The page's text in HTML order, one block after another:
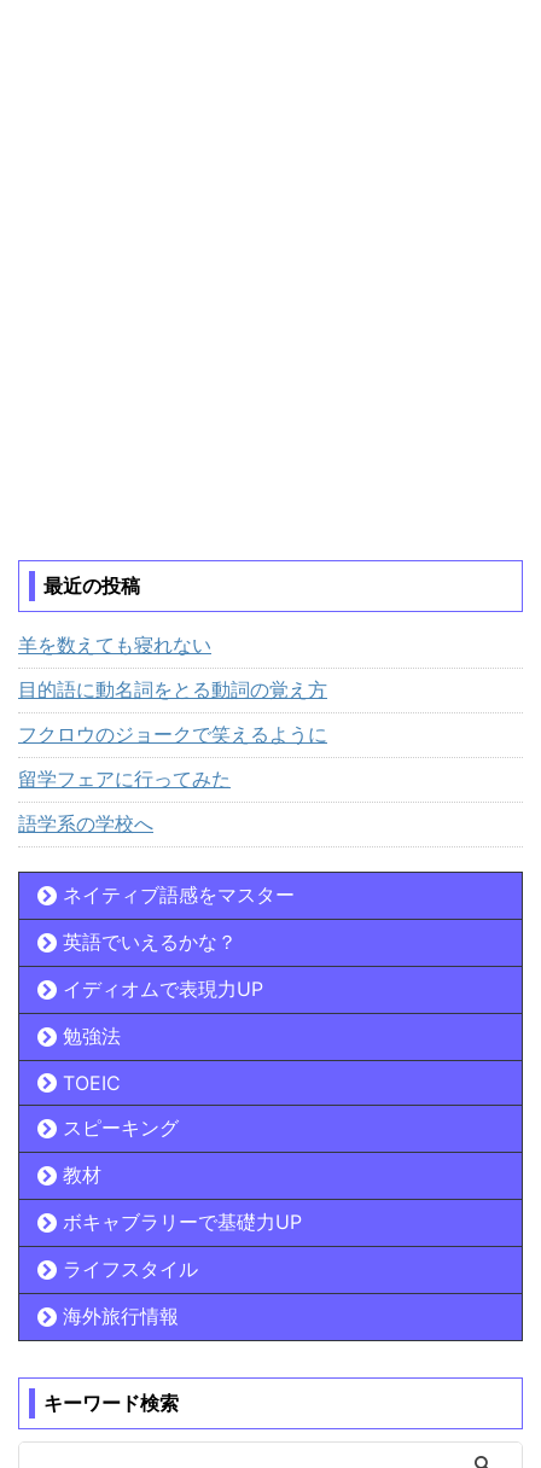
最近の投稿
羊を数えても寝れない
目的語に動名詞をとる動詞の覚え方
フクロウのジョークで笑えるように
留学フェアに行ってみた
語学系の学校へ
ネイティブ語感をマスター
英語でいえるかな？
イディオムで表現力UP
勉強法
TOEIC
スピーキング
教材
ボキャブラリーで基礎力UP
ライフスタイル
海外旅行情報
キーワード検索